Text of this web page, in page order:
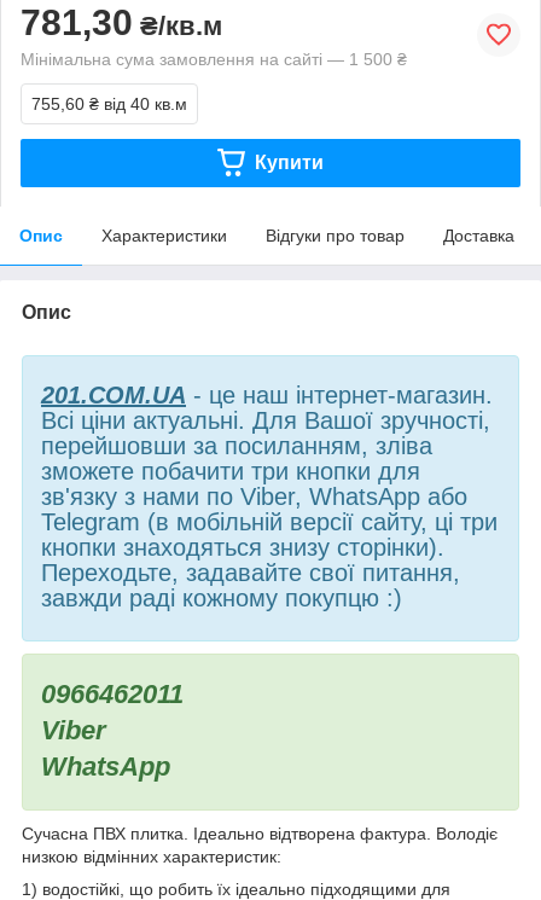
781,30 ₴/кв.м
Мінімальна сума замовлення на сайті — 1 500 ₴
755,60 ₴ від 40 кв.м
Купити
Опис Характеристики Відгуки про товар Доставка
Опис
201.COM.UA - це наш інтернет-магазин.
Всі ціни актуальні. Для Вашої зручності,
перейшовши за посиланням, зліва
зможете побачити три кнопки для
зв'язку з нами по Viber, WhatsApp або
Telegram (в мобільній версії сайту, ці три
кнопки знаходяться знизу сторінки).
Переходьте, задавайте свої питання,
завжди раді кожному покупцю :)
0966462011
Viber
WhatsApp
Сучасна ПВХ плитка. Ідеально відтворена фактура. Володіє
низкою відмінних характеристик:
1) водостійкі, що робить їх ідеально підходящими для